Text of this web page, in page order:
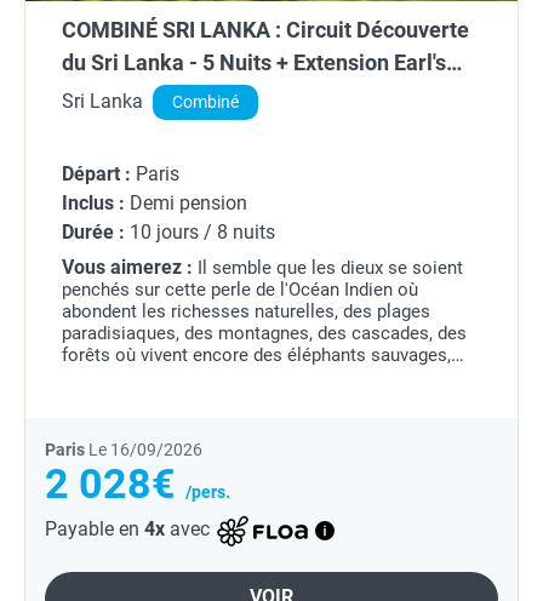
COMBINÉ SRI LANKA : Circuit Découverte
du Sri Lanka - 5 Nuits + Extension Earl's
Reef Beruwala 03 nuits = 08 nuits
Sri Lanka Combiné
Départ : Paris
Inclus : Demi pension
Durée : 10 jours / 8 nuits
Vous aimerez : Il semble que les dieux se soient
penchés sur cette perle de l'Océan Indien où
abondent les richesses naturelles, des plages
paradisiaques, des montagnes, des cascades, des
forêts où vivent encore des éléphants sauvages,
Paris Le 16/09/2026
2 028€ /pers.
Payable en 4x avec